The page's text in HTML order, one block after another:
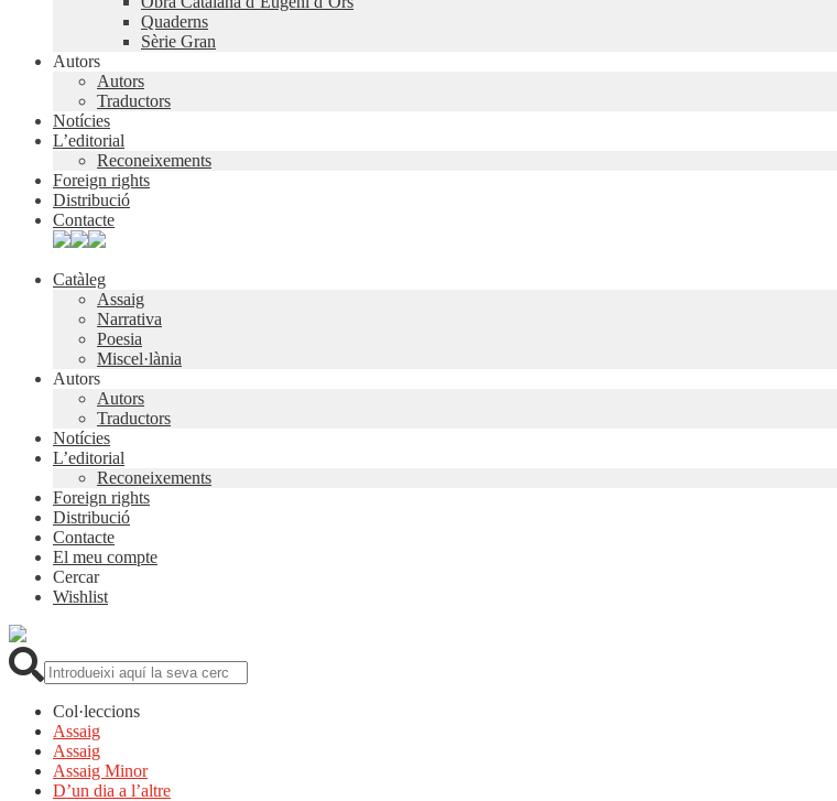
Quaderns
Sèrie Gran
Autors
Autors
Traductors
Notícies
L’editorial
Reconeixements
Foreign rights
Distribució
Contacte
Catàleg
Assaig
Narrativa
Poesia
Miscel·lània
Autors
Autors
Traductors
Notícies
L’editorial
Reconeixements
Foreign rights
Distribució
Contacte
El meu compte
Cercar
Wishlist
Col·leccions
Assaig
Assaig
Assaig Minor
D’un dia a l’altre